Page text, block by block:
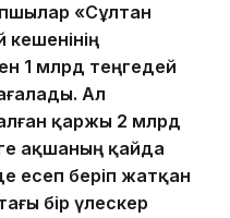
«Сұлтан
кешенінің
1 млрд теңгедей
Ал
қаржы 2 млрд
ақшаның қайда
есеп беріп жатқан
бір үлескер